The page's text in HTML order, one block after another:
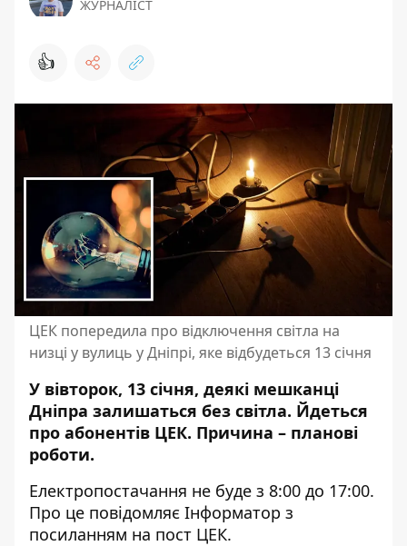
ЖУРНАЛІСТ
👍
ЦЕК попередила про відключення світла на
низці у вулиць у Дніпрі, яке відбудеться 13 січня
У вівторок, 13 січня, деякі мешканці
Дніпра залишаться без світла. Йдеться
про абонентів ЦЕК. Причина – планові
роботи.
Електропостачання не буде з 8:00 до 17:00.
Про це повідомляє Інформатор з
посиланням на пост ЦЕК.